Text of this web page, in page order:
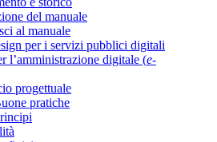
del manuale
al manuale
per i servizi pubblici digitali
l’amministrazione digitale (e-
progettuale
pratiche